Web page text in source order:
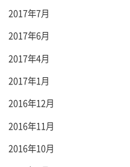
2017年7月
2017年6月
2017年4月
2017年1月
2016年12月
2016年11月
2016年10月